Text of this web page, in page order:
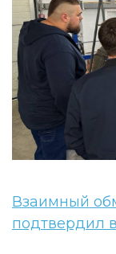
Взаимный
подтвердил